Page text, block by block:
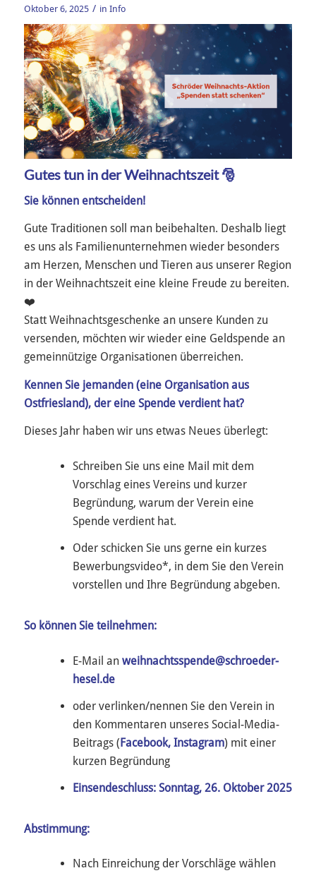
Oktober 6, 2025 / in Info
Gutes tun in der Weihnachtszeit 🎅
Sie können entscheiden!
Gute Traditionen soll man beibehalten. Deshalb liegt
es uns als Familienunternehmen wieder besonders
am Herzen, Menschen und Tieren aus unserer Region
in der Weihnachtszeit eine kleine Freude zu bereiten.
❤️
Statt Weihnachtsgeschenke an unsere Kunden zu
versenden, möchten wir wieder eine Geldspende an
gemeinnützige Organisationen überreichen.
Kennen Sie jemanden (eine Organisation aus
Ostfriesland), der eine Spende verdient hat?
Dieses Jahr haben wir uns etwas Neues überlegt:
Schreiben Sie uns eine Mail mit dem
Vorschlag eines Vereins und kurzer
Begründung, warum der Verein eine
Spende verdient hat.
Oder schicken Sie uns gerne ein kurzes
Bewerbungsvideo*, in dem Sie den Verein
vorstellen und Ihre Begründung abgeben.
So können Sie teilnehmen:
E-Mail an weihnachtsspende@schroeder-
hesel.de
oder verlinken/nennen Sie den Verein in
den Kommentaren unseres Social-Media-
Beitrags (Facebook, Instagram) mit einer
kurzen Begründung
Einsendeschluss: Sonntag, 26. Oktober 2025
Abstimmung:
Nach Einreichung der Vorschläge wählen